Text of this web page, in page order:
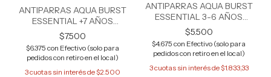
ANTIPARRAS AQUA BURST
ESSENTIAL +7 AÑOS
BESTWAY 21005
$7.500
$6.375 con Efectivo (solo para
pedidos con retiro en el local)
3cuotas sin interés de$2.500
ANTIPARRAS AQUA BURST
ESSENTIAL 3-6 AÑOS
BESTWAY 21002
$5.500
$4.675 con Efectivo (solo para
pedidos con retiro en el local)
3cuotas sin interés de$1.833,33